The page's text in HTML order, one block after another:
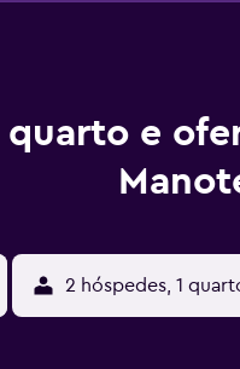
quarto e
2 hóspedes, 1